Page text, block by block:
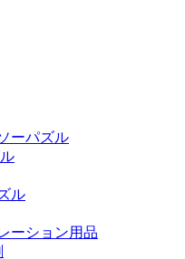
ーパズル
ル
ーション用品